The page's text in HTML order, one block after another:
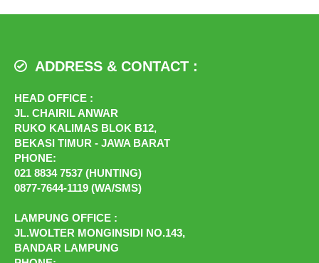
ADDRESS & CONTACT :
HEAD OFFICE :
JL. CHAIRIL ANWAR
RUKO KALIMAS BLOK B12,
BEKASI TIMUR - JAWA BARAT
PHONE:
021 8834 7537 (HUNTING)
0877-7644-1119 (WA/SMS)
LAMPUNG OFFICE :
JL.WOLTER MONGINSIDI NO.143,
BANDAR LAMPUNG